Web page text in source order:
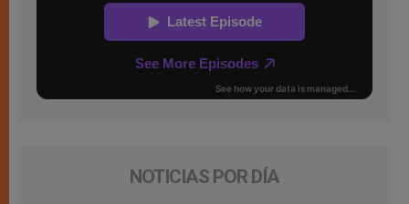
NOTICIAS POR DÍA